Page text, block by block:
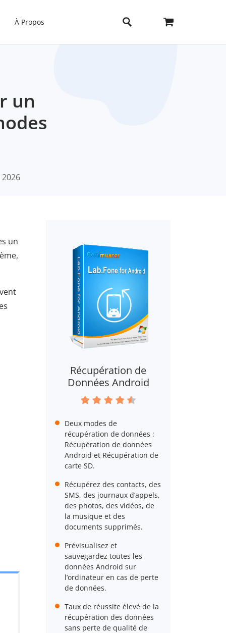
À Propos
un
un
Récupération de
Données Android
Deux modes de
récupération de données :
Récupération de données
Android et Récupération de
carte SD.
Récupérez des contacts, des
SMS, des journaux d’appels,
des photos, des vidéos, de
la musique et des
documents supprimés.
Prévisualisez et
sauvegardez toutes les
données Android sur
l’ordinateur en cas de perte
de données.
Taux de réussite élevé de la
récupération des données
sans perte de qualité de